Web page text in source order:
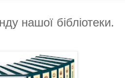
нашої бібліотеки.